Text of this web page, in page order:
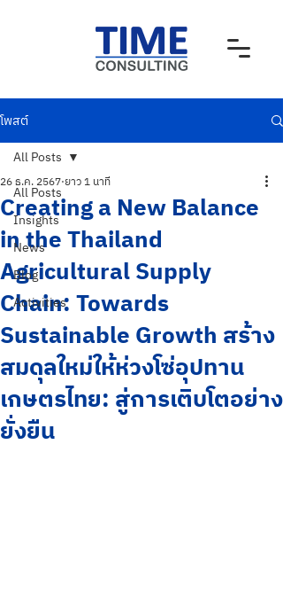
โพสต์
All Posts
Insights
News
Blog
Activities
All Posts
Creating a New Balance
in the Thailand
Agricultural Supply
Chain: Towards
Sustainable Growth สร้าง
สมดุลใหม่ให้ห่วงโซ่อุปทาน
เกษตรไทย: สู่การเติบโตอย่าง
ยั่งยืน
26 ธ.ค. 2567 ยาว 1 นาที